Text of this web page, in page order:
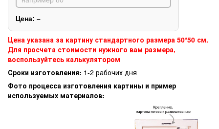
Цена: –
Цена указана за картину стандартного размера 50*50 см.
Для просчета стоимости нужного вам размера,
воспользуйтесь калькулятором
Сроки изготовления: 1-2 рабочих дня
Фото процесса изготовления картины и пример
используемых материалов: